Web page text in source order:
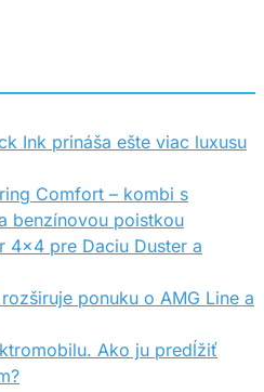
Ink prináša ešte viac luxusu
Comfort – kombi s
benzínovou poistkou
4×4 pre Daciu Duster a
ponuku o AMG Line a
Ako ju predĺžiť